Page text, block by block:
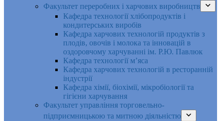
Факультет переробних і харчових виробництв
Кафедра технології хлібопродуктів і
кондитерських виробів
Кафедра харчових технологій продуктів з
плодів, овочів і молока та інновацій в
оздоровчому харчуванні ім. Р.Ю. Павлюк
Кафедра технології м’яса
Кафедра харчових технологій в ресторанній
індустрії
Кафедра хімії, біохімії, мікробіології та
гігієни харчування
Факультет управління торговельно-
підприємницькою та митною діяльністю